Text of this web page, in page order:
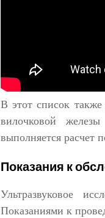
В этот список
вилочковой
выполняется расчет
Показания к
Ультразвуковое
Показаниями к